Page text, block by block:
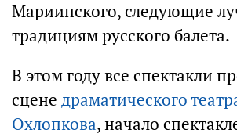
Мариинского, следующие
традициям русского балета.
В этом году все спектакли
сцене драматического
Охлопкова, начало